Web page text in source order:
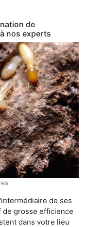
de
nos experts
de ses
grosse efficience
dans votre lieu